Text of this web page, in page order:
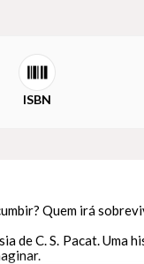
ISBN
Quem irá
de C. S. Pacat.